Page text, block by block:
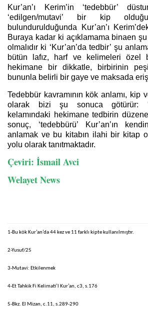
Kur’an’ı Kerim’in ‘tedebbür’
‘edilgen/mutavi’ bir kip
bulundurulduğunda Kur’an’ı
Buraya kadar ki açıklamama binaen şu
olmalıdır ki ‘Kur’an’da tedbir’ şu
bütün lafız, harf ve kelimeleri özel
hekimane bir dikkatle, birbirinin
bununla belirli bir gaye ve maksada
Tedebbür kavramının kök anlamı, kip
olarak bizi şu sonuca götürür:
kelamındaki hekimane tedbirin
sonuç, ‘tedebbürü’ Kur’an’ın
anlamak ve bu kitabın ilahi bir kitap
yolu olarak tanıtmaktadır.
Çeviri: İsmail Avci
Welayet News
1-Bu kök Kur’an’da 44 kez ve 11 farklı kipte kullanılmıştır.
2-Yusuf/25
3-Mutavi: Etkilenmek
4-Et Tahkik Fi Kelimati’l Kur’an, c3, s.176
5-Bkz. El Mizan, c.11, s.289-290